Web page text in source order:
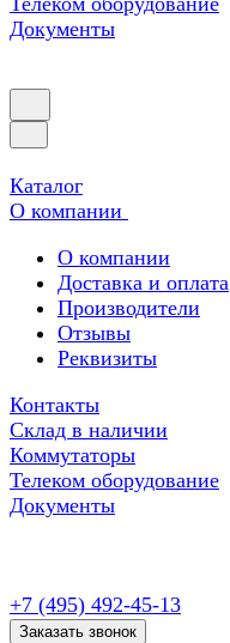
Документы
Каталог
О компании
О компании
Доставка и оплата
Производители
Отзывы
Реквизиты
Контакты
Склад в наличии
Коммутаторы
Телеком оборудование
Документы
+7 (495) 492-45-13
Заказать звонок